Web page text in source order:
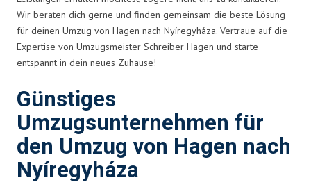
Wir beraten dich gerne und finden gemeinsam die beste Lösung
für deinen Umzug von Hagen nach Nyíregyháza. Vertraue auf die
Expertise von Umzugsmeister Schreiber Hagen und starte
entspannt in dein neues Zuhause!
Günstiges
Umzugsunternehmen für
den Umzug von Hagen nach
Nyíregyháza